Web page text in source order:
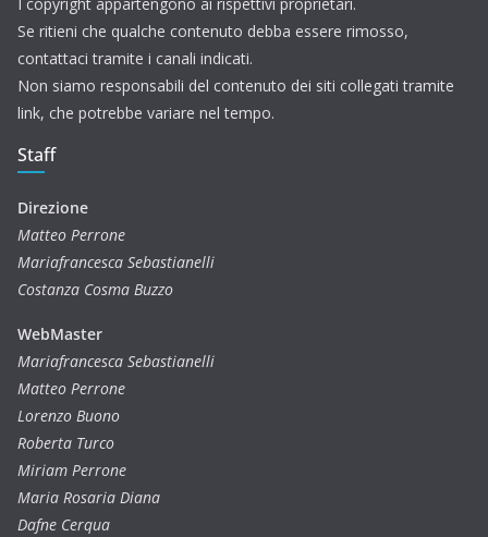
I copyright appartengono ai rispettivi proprietari.
Se ritieni che qualche contenuto debba essere rimosso,
contattaci tramite i canali indicati.
Non siamo responsabili del contenuto dei siti collegati tramite
link, che potrebbe variare nel tempo.
Staff
Direzione
Matteo Perrone
Mariafrancesca Sebastianelli
Costanza Cosma Buzzo
WebMaster
Mariafrancesca Sebastianelli
Matteo Perrone
Lorenzo Buono
Roberta Turco
Miriam Perrone
Maria Rosaria Diana
Dafne Cerqua